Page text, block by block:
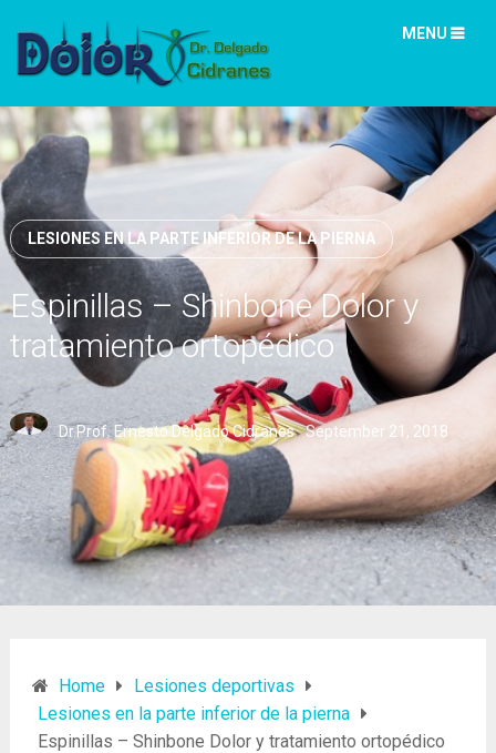
MENU
LESIONES EN LA PARTE INFERIOR DE LA PIERNA
Espinillas – Shinbone Dolor y
tratamiento ortopédico
Dr.Prof. Ernesto Delgado Cidranes September 21, 2018
Home
Lesiones deportivas
Lesiones en la parte inferior de la pierna
Espinillas – Shinbone Dolor y tratamiento ortopédico